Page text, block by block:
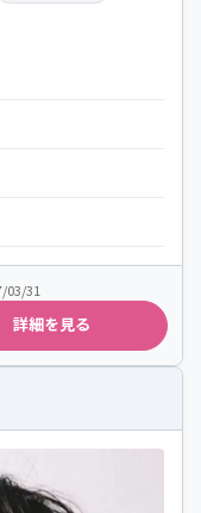
03/31
詳細を見る